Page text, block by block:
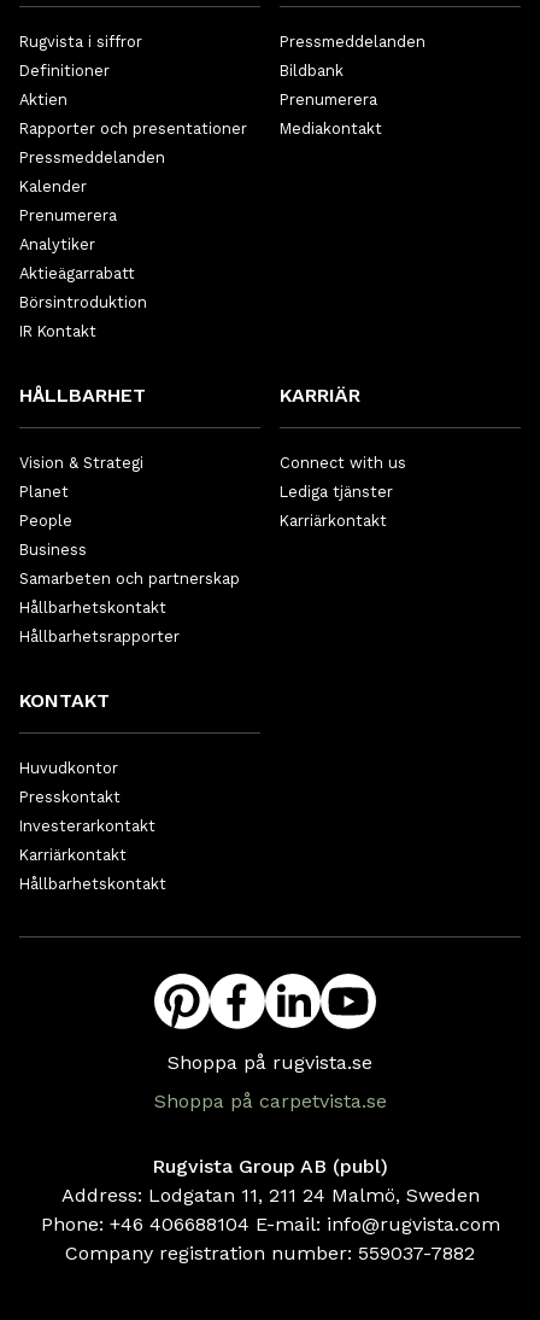
Rugvista i siffror
Definitioner
Aktien
Rapporter och presentationer
Pressmeddelanden
Kalender
Prenumerera
Analytiker
Aktieägarrabatt
Börsintroduktion
IR Kontakt
Pressmeddelanden
Bildbank
Prenumerera
Mediakontakt
HÅLLBARHET
Vision & Strategi
Planet
People
Business
Samarbeten och partnerskap
Hållbarhetskontakt
Hållbarhetsrapporter
KARRIÄR
Connect with us
Lediga tjänster
Karriärkontakt
KONTAKT
Huvudkontor
Presskontakt
Investerarkontakt
Karriärkontakt
Hållbarhetskontakt
Rugvista Group AB (publ)
Address: Lodgatan 11, 211 24 Malmö, Sweden
Phone: +46 406688104 E-mail: info@rugvista.com
Company registration number: 559037-7882
Shoppa på rugvista.se
Shoppa på carpetvista.se